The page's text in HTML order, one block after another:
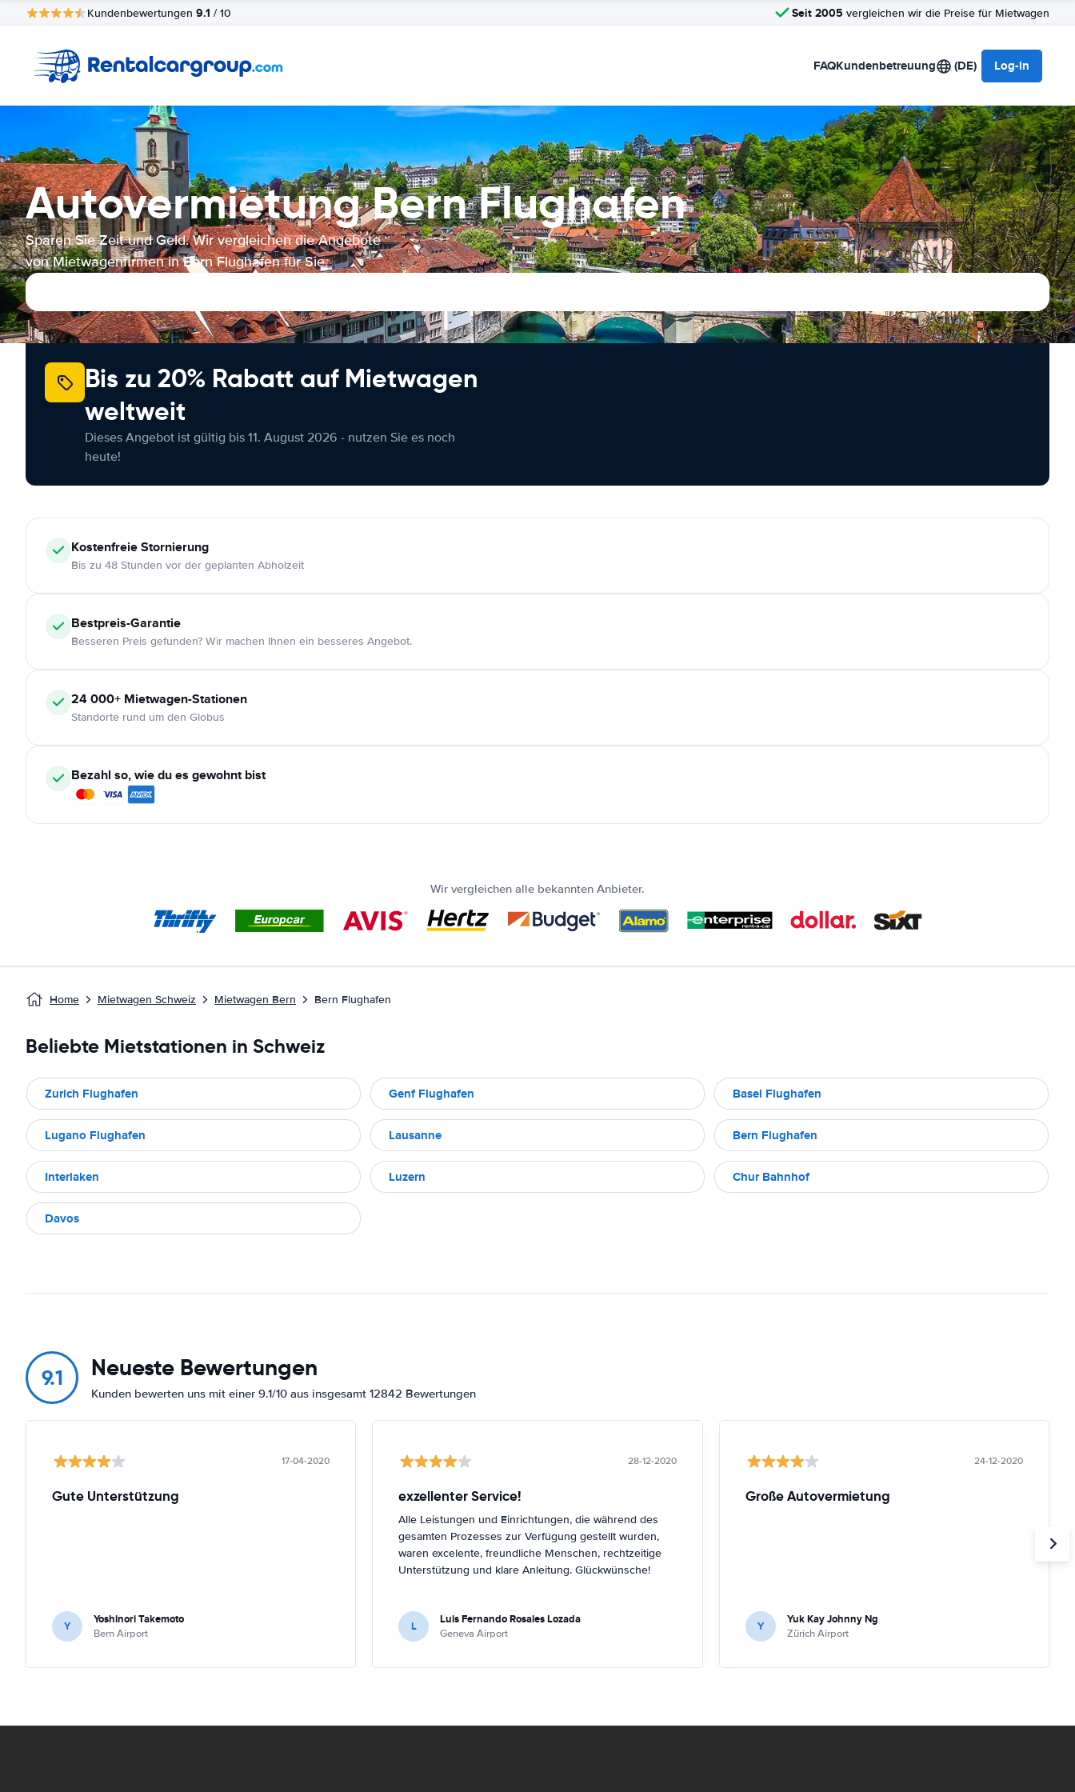
Kundenbewertungen 9.1 / 10 Seit 2005 vergleichen wir die Preise für Mietwagen
FAQKundenbetreuung (DE) Log-in
Autovermietung Bern Flughafen
Sparen Sie Zeit und Geld. Wir vergleichen die Angebote
von Mietwagenfirmen in Bern Flughafen für Sie.
Bis zu 20% Rabatt auf Mietwagen
weltweit
Dieses Angebot ist gültig bis 11. August 2026 - nutzen Sie es noch
heute!
KostenfreieStornierung
Bis zu 48 Stunden vor der geplanten Abholzeit
Bestpreis-Garantie
Besseren Preis gefunden? Wir machen Ihnen ein besseres Angebot.
24 000+ Mietwagen-Stationen
Standorte rund um den Globus
Bezahl so, wie du es gewohnt bist
Wir vergleichen alle bekannten Anbieter.
Home Mietwagen Schweiz Mietwagen Bern Bern Flughafen
Beliebte Mietstationen in Schweiz
Zurich Flughafen Genf Flughafen Basel Flughafen
Lugano Flughafen Lausanne Bern Flughafen
Interlaken Luzern Chur Bahnhof
Davos
9.1 Neueste Bewertungen
Kunden bewerten uns mit einer 9.1/10 aus insgesamt 12842 Bewertungen
17-04-2020
Gute Unterstützung
Y Yoshinori Takemoto
Bern Airport
28-12-2020
exzellenter Service!
Alle Leistungen und Einrichtungen, die während des
gesamten Prozesses zur Verfügung gestellt wurden,
waren excelente, freundliche Menschen, rechtzeitige
Unterstützung und klare Anleitung. Glückwünsche!
L Luis Fernando Rosales Lozada
Geneva Airport
24-12-2020
Große Autovermietung
Y Yuk Kay Johnny Ng
Zürich Airport